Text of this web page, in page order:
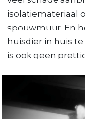
isolatiemateriaal
spouwmuur. En
huisdier in huis
is ook geen